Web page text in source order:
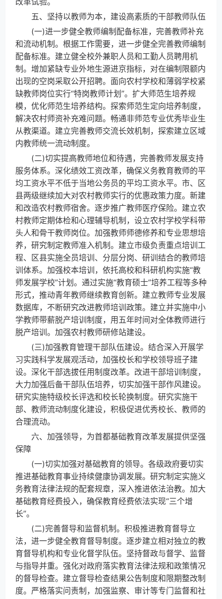
五、坚持以教师为本，建设高素质的干部教师队伍
(一)进一步健全教师编制配备标准，完善教师补充
和流动机制。根据工作需要，进一步健全完善教师编制
配备标准。建立健全校外兼职人员和工勤人员聘用机
制。增加紧缺专业外地生源进京指标，对在编制限额内
出现的空岗采取公开招聘。面向农村学校和薄弱学校紧
缺教师岗位实行“特岗教师计划”。扩大师范生培养规
模，优化师范生培养结构。探索师范生定向培养制度，
解决农村师资补充难问题。畅通非师范专业优秀毕业生
从教渠道。建立完善教师交流长效机制，探索建立区域
内教师统一流动制度。
(二)切实提高教师地位和待遇，完善教师发展支持
服务体系。深化绩效工资改革，确保义务教育教师的平
均工资水平不低于当地公务员的平均工资水平。市、区
县两级继续加大对农村教师实行的优惠政策力度。新建
和改造农村教师宿舍。逐步推广教师医疗保险。建立农
村教师定期体检和心理辅导机制，设立农村学校学科带
头人和骨干教师岗位。加强教师师德修养和专业思想培
养，研究制定教师准入机制。建立市级负责重点培训工
程、区县实施全员培训、分层分岗、研训结合的教师培
训体系。加强校本培训，依托高校和科研机构实施“教
师发展学校”计划。通过实施“教育硕士”培养工程等多种
形式，推动青年教师继续教育创新。建立教师专业发展
数据库，不断研究改进教师培训政策。建立并实施中小
学教师带薪脱产培训制度，用五年时间对全体教师进行
脱产培训。加强农村教师研修站建设。
(三)加强教育管理干部队伍建设。结合深入开展学
习实践科学发展观活动，加强校长和学校领导班子建
设。深化干部选拔任用制度改革。改进干部培训制度，
大力加强后备干部队伍培养，切实加强干部作风建设。
研究实施特级校长评选和校长轮换制度。研究实施干
部、教师流动制度化建设，积极促进优秀校长、教师的
合理流动。
六、加强领导，为首都基础教育改革发展提供坚强
保障
(一)切实加强对基础教育的领导。各级政府要切实
推进基础教育事业持续健康协调发展。研究制定实施义
务教育法律法规的配套规章，深入推进依法治教。加大
基础教育经费投入，确保教育经费依法实现“三个增
长”。
(二)完善督导和监督机制。积极推进教育督导立
法，进一步健全教育督导制度。逐步建立相对独立的教
育督导机构和专业化督学队伍。坚持督政与督学、监督
与指导并重。强化对政府落实教育法律法规和政策情况
的督导检查。建立督导检查结果公告制度和限期整改制
度。严格落实问责制，加强监察、审计等专门监督和社